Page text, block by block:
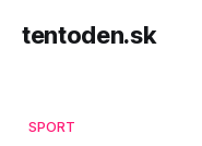
tentoden.sk
SPORT